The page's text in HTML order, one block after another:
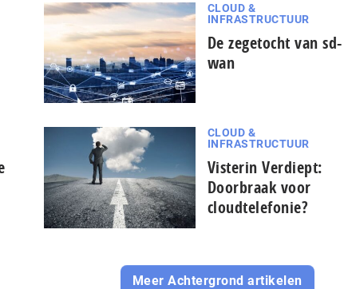
CLOUD &
INFRASTRUCTUUR
De zegetocht van sd-
wan
CLOUD &
INFRASTRUCTUUR
Visterin Verdiept:
Doorbraak voor
cloudtelefonie?
Meer Achtergrond artikelen